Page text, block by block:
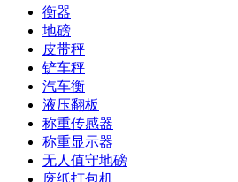
衡器
地磅
皮带秤
铲车秤
汽车衡
液压翻板
称重传感器
称重显示器
无人值守地磅